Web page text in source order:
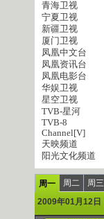
青海卫视
宁夏卫视
新疆卫视
厦门卫视
凤凰中文台
凤凰资讯台
凤凰电影台
华娱卫视
星空卫视
TVB-星河
TVB-8
Channel[V]
天映频道
阳光文化频道
周一 周二 周三
2009年01月12日